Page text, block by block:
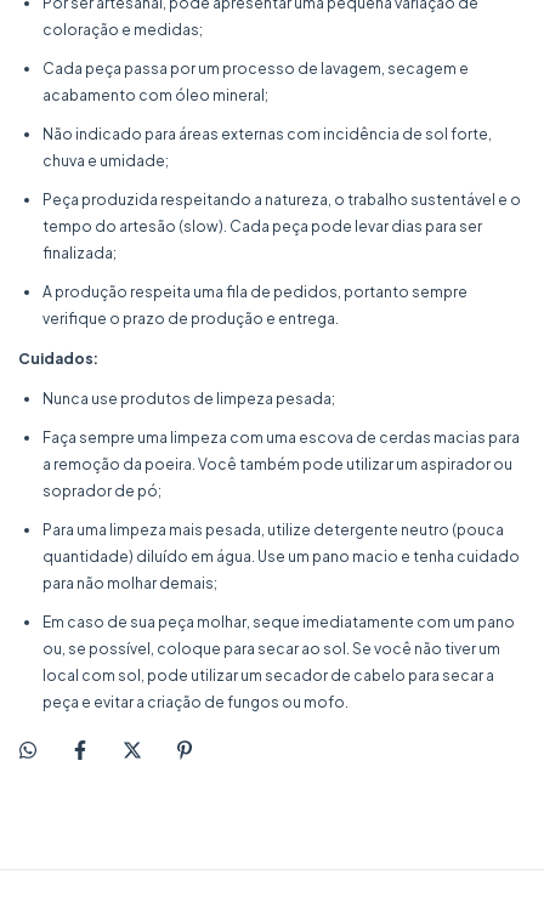
coloração e medidas;
Cada peça passa por um processo de lavagem, secagem e
acabamento com óleo mineral;
Não indicado para áreas externas com incidência de sol forte,
chuva e umidade;
Peça produzida respeitando a natureza, o trabalho sustentável e o
tempo do artesão (slow). Cada peça pode levar dias para ser
finalizada;
A produção respeita uma fila de pedidos, portanto sempre
verifique o prazo de produção e entrega.
Cuidados:
Nunca use produtos de limpeza pesada;
Faça sempre uma limpeza com uma escova de cerdas macias para
a remoção da poeira. Você também pode utilizar um aspirador ou
soprador de pó;
Para uma limpeza mais pesada, utilize detergente neutro (pouca
quantidade) diluído em água. Use um pano macio e tenha cuidado
para não molhar demais;
Em caso de sua peça molhar, seque imediatamente com um pano
ou, se possível, coloque para secar ao sol. Se você não tiver um
local com sol, pode utilizar um secador de cabelo para secar a
peça e evitar a criação de fungos ou mofo.